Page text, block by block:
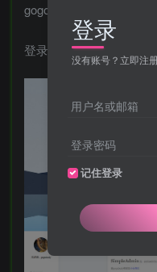
gogobody修改自小王先
登录界面修改自泽泽站
登录
没有账号？立即注
用户名或邮箱
登录密码
记住登录